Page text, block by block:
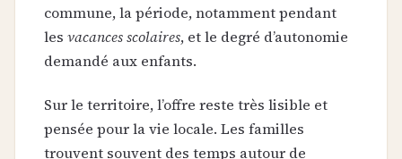
commune, la période, notamment pendant
les vacances scolaires, et le degré d’autonomie
demandé aux enfants.
Sur le territoire, l’offre reste très lisible et
pensée pour la vie locale. Les familles
trouvent souvent des temps autour de